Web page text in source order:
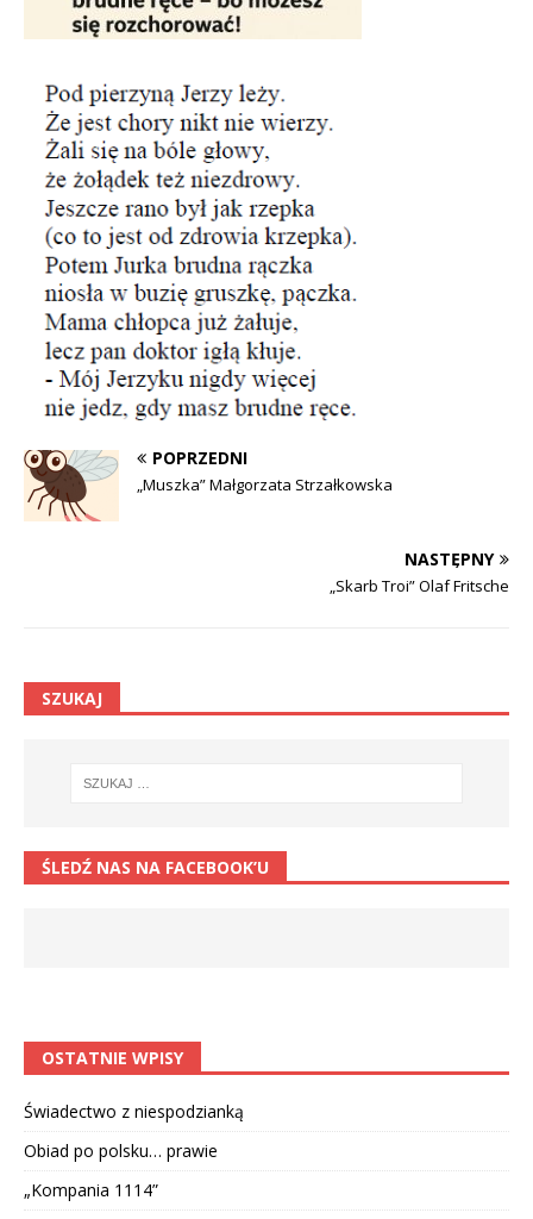
POPRZEDNI
„Muszka” Małgorzata Strzałkowska
NASTĘPNY
„Skarb Troi” Olaf Fritsche
SZUKAJ
ŚLEDŹ NAS NA FACEBOOK’U
OSTATNIE WPISY
Świadectwo z niespodzianką
Obiad po polsku… prawie
„Kompania 1114”